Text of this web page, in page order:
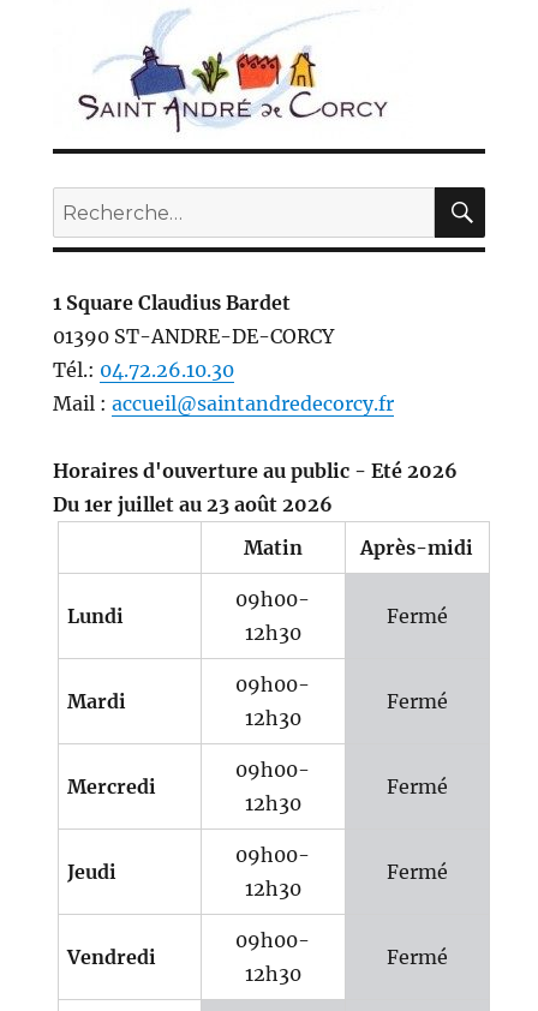
Recherche
pour :
1 Square Claudius Bardet
01390 ST-ANDRE-DE-CORCY
Tél.: 04.72.26.10.30
Mail : accueil@saintandredecorcy.fr
Horaires d'ouverture au public - Eté 2026
Du 1er juillet au 23 août 2026
Matin
Après-midi
Lundi
09h00-
12h30
Fermé
Mardi
09h00-
12h30
Fermé
Mercredi
09h00-
12h30
Fermé
Jeudi
09h00-
12h30
Fermé
Vendredi
09h00-
12h30
Fermé